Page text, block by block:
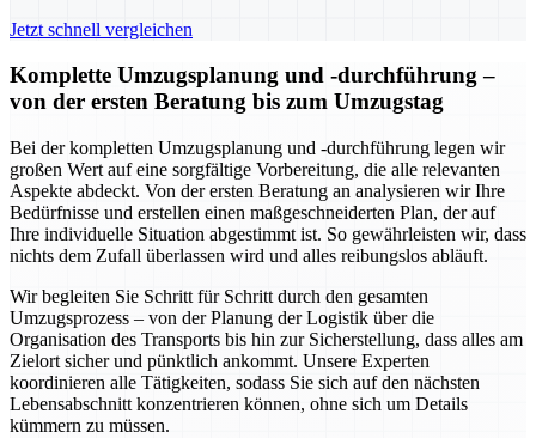
Jetzt schnell vergleichen
Komplette Umzugsplanung und -durchführung –
von der ersten Beratung bis zum Umzugstag
Bei der kompletten Umzugsplanung und -durchführung legen wir
großen Wert auf eine sorgfältige Vorbereitung, die alle relevanten
Aspekte abdeckt. Von der ersten Beratung an analysieren wir Ihre
Bedürfnisse und erstellen einen maßgeschneiderten Plan, der auf
Ihre individuelle Situation abgestimmt ist. So gewährleisten wir, dass
nichts dem Zufall überlassen wird und alles reibungslos abläuft.
Wir begleiten Sie Schritt für Schritt durch den gesamten
Umzugsprozess – von der Planung der Logistik über die
Organisation des Transports bis hin zur Sicherstellung, dass alles am
Zielort sicher und pünktlich ankommt. Unsere Experten
koordinieren alle Tätigkeiten, sodass Sie sich auf den nächsten
Lebensabschnitt konzentrieren können, ohne sich um Details
kümmern zu müssen.